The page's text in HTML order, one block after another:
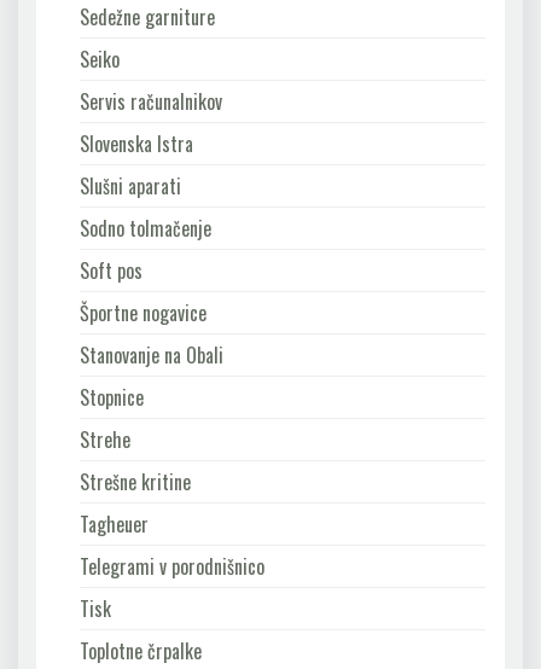
Sedežne garniture
Seiko
Servis računalnikov
Slovenska Istra
Slušni aparati
Sodno tolmačenje
Soft pos
Športne nogavice
Stanovanje na Obali
Stopnice
Strehe
Strešne kritine
Tagheuer
Telegrami v porodnišnico
Tisk
Toplotne črpalke